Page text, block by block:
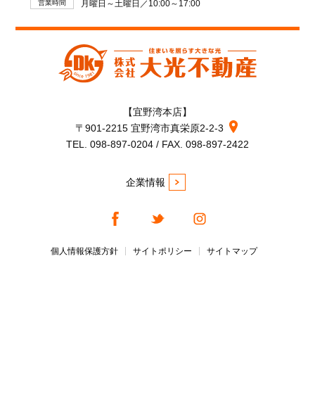
営業時間 月曜日～土曜日／10:00～17:00
【宜野湾本店】
〒901-2215 宜野湾市真栄原2-2-3
TEL. 098-897-0204 / FAX. 098-897-2422
企業情報
個人情報保護方針 サイトポリシー サイトマップ